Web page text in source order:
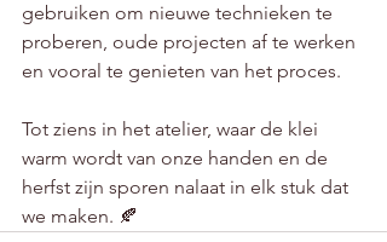
gebruiken om nieuwe technieken te
proberen, oude projecten af te werken
en vooral te genieten van het proces.
Tot ziens in het atelier, waar de klei
warm wordt van onze handen en de
herfst zijn sporen nalaat in elk stuk dat
we maken. 🍂